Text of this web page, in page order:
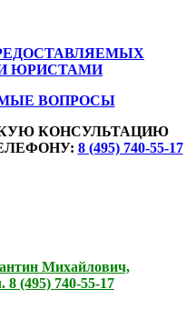
ЮРИСТАМИ
ВОПРОСЫ
КОНСУЛЬТАЦИЮ
8 (495) 740-55-17
Михайлович,
8 (495) 740-55-17